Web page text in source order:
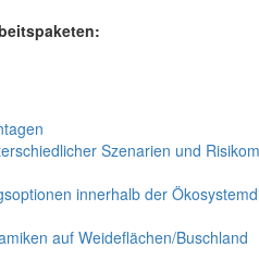
Szenarien und
innerhalb der
auf Weideflächen/Buschland